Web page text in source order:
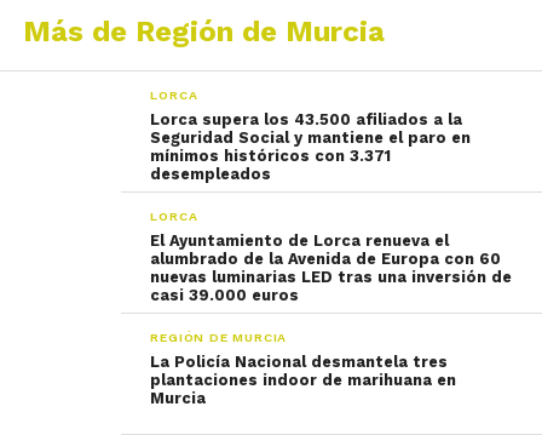
Más de Región de Murcia
LORCA
Lorca supera los 43.500 afiliados a la
Seguridad Social y mantiene el paro en
mínimos históricos con 3.371
desempleados
LORCA
El Ayuntamiento de Lorca renueva el
alumbrado de la Avenida de Europa con 60
nuevas luminarias LED tras una inversión de
casi 39.000 euros
REGIÓN DE MURCIA
La Policía Nacional desmantela tres
plantaciones indoor de marihuana en
Murcia